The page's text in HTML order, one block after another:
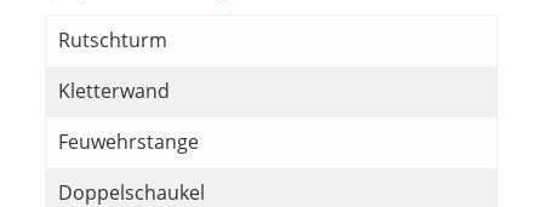
Rutschturm
Kletterwand
Feuwehrstange
Doppelschaukel